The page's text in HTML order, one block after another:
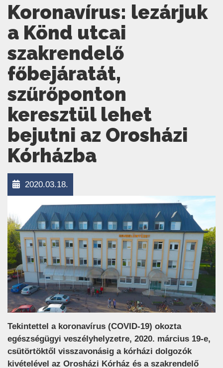
Koronavírus: lezárjuk
a Könd utcai
szakrendelő
főbejáratát,
szűrőponton
keresztül lehet
bejutni az Orosházi
Kórházba
2020.03.18.
Tekintettel a koronavírus (COVID-19) okozta
egészségügyi veszélyhelyzetre, 2020. március 19-e,
csütörtöktől visszavonásig a kórházi dolgozók
kivételével az Orosházi Kórház és a szakrendelő